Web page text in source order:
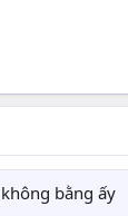
bằng ấy